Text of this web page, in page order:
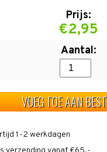
Prijs:
€2,95
Aantal:
VOEG TOE AAN
1-2 werkdagen